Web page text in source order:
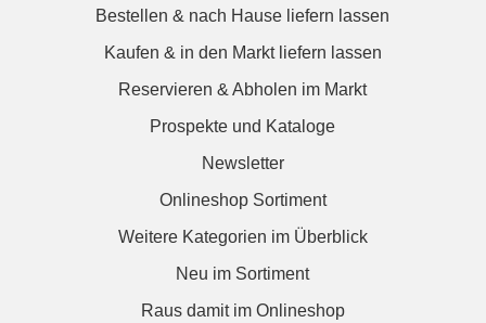
Bestellen & nach Hause liefern lassen
Kaufen & in den Markt liefern lassen
Reservieren & Abholen im Markt
Prospekte und Kataloge
Newsletter
Onlineshop Sortiment
Weitere Kategorien im Überblick
Neu im Sortiment
Raus damit im Onlineshop